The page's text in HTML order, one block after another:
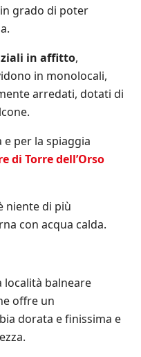
grado di poter
in affitto,
in monolocali,
arredati, dotati di
e per la spiaggia
di Torre dell’Orso
niente di più
con acqua calda.
località balneare
offre un
dorata e finissima e